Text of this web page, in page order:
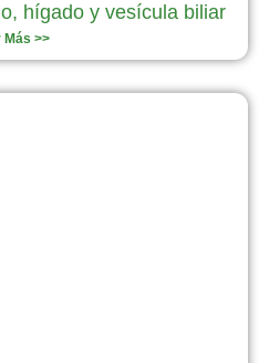
hígado y vesícula biliar
Más >>